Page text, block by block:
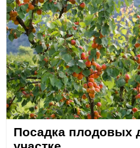
Посадка плодовых